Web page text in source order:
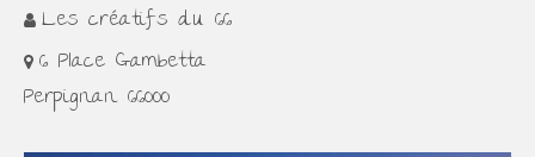
Les créatifs du 66
6 Place Gambetta
Perpignan 66000